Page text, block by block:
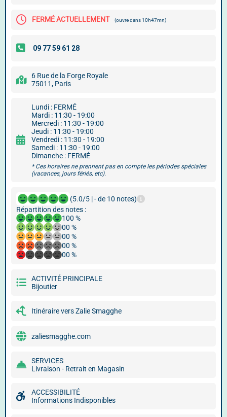
FERMÉ ACTUELLEMENT (ouvre dans 10h47mn)
6 Rue de la Forge Royale
75011, Paris
Lundi : FERMÉ
Mardi : 11:30 - 19:00
Mercredi : 11:30 - 19:00
Jeudi : 11:30 - 19:00
Vendredi : 11:30 - 19:00
Samedi : 11:30 - 19:00
Dimanche : FERMÉ
* Ces horaires ne prennent pas en compte les périodes spéciales
(vacances, jours fériés, etc).
(5.0/5 | - de 10 notes)
Répartition des notes :
100 %
00 %
00 %
00 %
00 %
ACTIVITÉ PRINCIPALE
Bijoutier
Itinéraire vers Zalie Smagghe
zaliesmagghe.com
SERVICES
Livraison - Retrait en Magasin
ACCESSIBILITÉ
Informations Indisponibles